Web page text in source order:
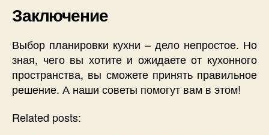
Заключение
Выбор планировки кухни – дело непростое. Но
зная, чего вы хотите и ожидаете от кухонного
пространства, вы сможете принять правильное
решение. А наши советы помогут вам в этом!
Related posts: